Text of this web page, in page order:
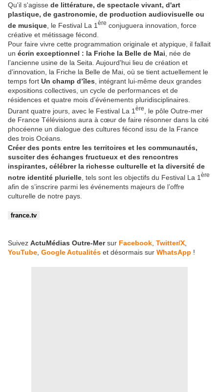
Qu'il s'agisse de littérature, de spectacle vivant, d'art
plastique, de gastronomie, de production audiovisuelle ou
de musique , le Festival La 1 ère conjuguera innovation, force
créative et métissage fécond.
Pour faire vivre cette programmation originale et atypique, il fallait
un écrin exceptionnel : la Friche la Belle de Mai , née de
l’ancienne usine de la Seita. Aujourd'hui lieu de création et
d'innovation, la Friche la Belle de Mai, où se tient actuellement le
temps fort Un champ d’îles , intégrant lui-même deux grandes
expositions collectives, un cycle de performances et de
résidences et quatre mois d’événements pluridisciplinaires.
Durant quatre jours, avec le Festival La 1 ère
, le pôle Outre-mer
de France Télévisions aura à cœur de faire résonner dans la cité
phocéenne un dialogue des cultures fécond issu de la France
des trois Océans.
Créer des ponts entre les territoires et les communautés,
susciter des échanges fructueux et des rencontres
inspirantes, célébrer la richesse culturelle et la diversité de
notre identité plurielle , tels sont les objectifs du Festival La 1 ère
afin de s’inscrire parmi les événements majeurs de l’offre
culturelle de notre pays.
france.tv
Suivez ActuMédias Outre-Mersur Facebook Twitter/X
YouTube Google Actualités et désormais sur WhatsApp !